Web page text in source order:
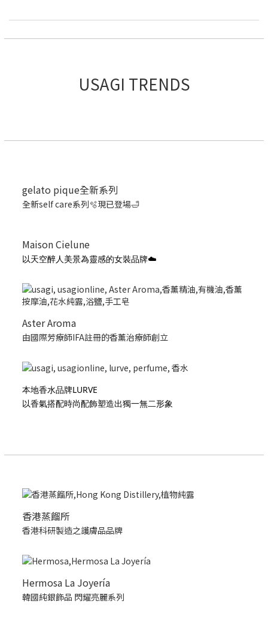
USAGI TRENDS
gelato pique全新系列
全新self care系列🫧現已登場🛁
Maison Cielune
以天空醉人美景為靈感的女裝品牌☁️
Aster Aroma
由國際芳療師IFA註冊的香薰治療師創立
本地香水品牌LURVE
以香氣搭配時尚配飾塑造出獨一無二形象
香港蒸餾所
香港科研製造之護膚品品牌
Hermosa La Joyería
韓國純銀飾品 閃耀亮麗系列